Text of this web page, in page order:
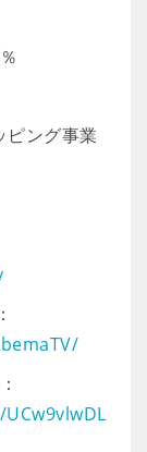
ピング事業